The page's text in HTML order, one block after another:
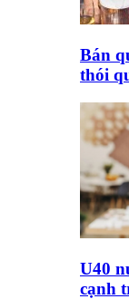
Bán
thói
U40
cạnh